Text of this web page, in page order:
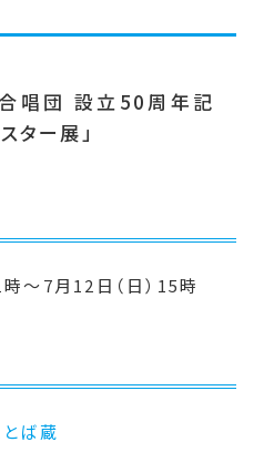
唱団 設立50周年記
ター展」
～7月12日（日）15時
ば蔵